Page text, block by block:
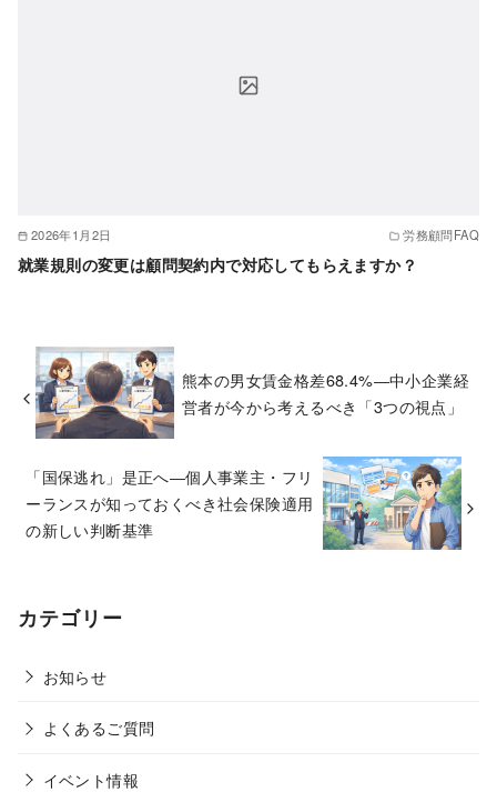
2026年1月2日 労務顧問FAQ
就業規則の変更は顧問契約内で対応してもらえますか？
熊本の男女賃金格差68.4%―中小企業経
営者が今から考えるべき「3つの視点」
「国保逃れ」是正へ―個人事業主・フリ
ーランスが知っておくべき社会保険適用
の新しい判断基準
カテゴリー
お知らせ
よくあるご質問
イベント情報